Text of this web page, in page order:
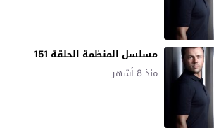
مسلسل المنظمة الحلقة 151
منذ 8 أشهر